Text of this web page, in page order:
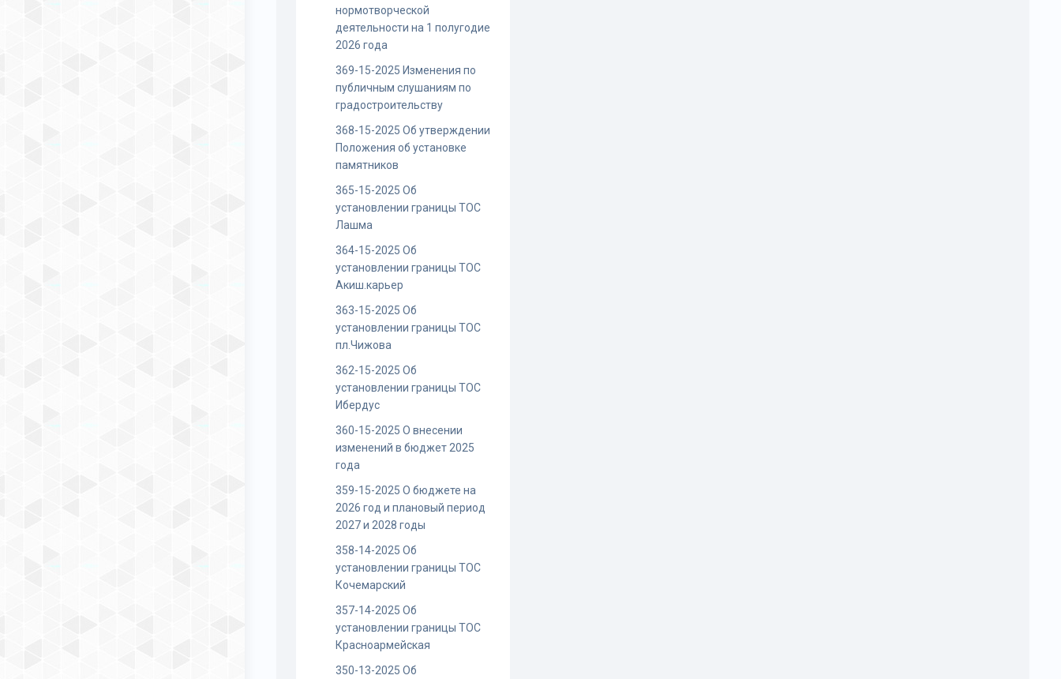
нормотворческой
деятельности на 1 полугодие
2026 года
369-15-2025 Изменения по
публичным слушаниям по
градостроительству
368-15-2025 Об утверждении
Положения об установке
памятников
365-15-2025 Об
установлении границы ТОС
Лашма
364-15-2025 Об
установлении границы ТОС
Акиш.карьер
363-15-2025 Об
установлении границы ТОС
пл.Чижова
362-15-2025 Об
установлении границы ТОС
Ибердус
360-15-2025 О внесении
изменений в бюджет 2025
года
359-15-2025 О бюджете на
2026 год и плановый период
2027 и 2028 годы
358-14-2025 Об
установлении границы ТОС
Кочемарский
357-14-2025 Об
установлении границы ТОС
Красноармейская
350-13-2025 Об